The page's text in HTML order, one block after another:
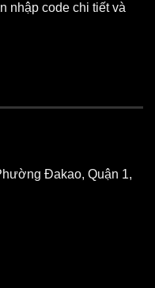
nhập code chi tiết và
Đakao, Quận 1,